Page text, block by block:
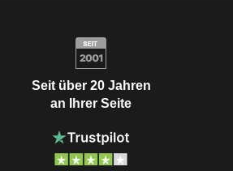
Seit über 20 Jahren
an Ihrer Seite